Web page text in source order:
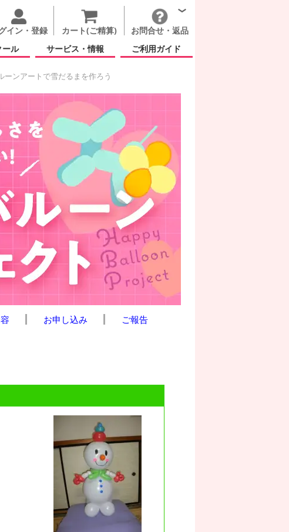
イン・登録 カート(ご精算)
お問合せ・返品
ール サービス・情報 ご利用ガイド
ーンアートで雪だるまを作ろう
お申し込み ご報告